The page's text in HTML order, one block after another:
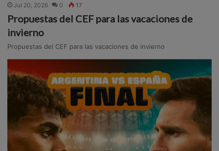
Jul 20, 2026 0 17
Propuestas del CEF para las vacaciones de
invierno
Propuestas del CEF para las vacaciones de invierno